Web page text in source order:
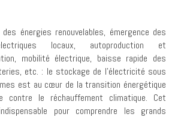
des énergies renouvelables, émergence des
locaux, autoproduction et
mobilité électrique, baisse rapide des
etc. : le stockage de l’électricité sous
est au cœur de la transition énergétique
le réchauffement climatique. Cet
pour comprendre les grands